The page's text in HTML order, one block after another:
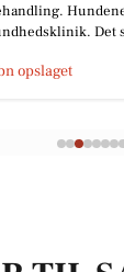
Det
opslaget